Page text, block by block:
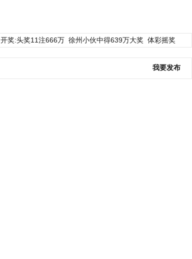
奖:头奖11注666万 徐州小伙中得639万大奖 体彩摇奖
我要发布